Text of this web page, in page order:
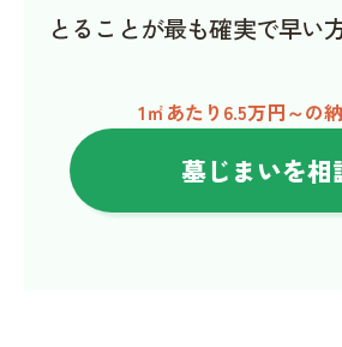
とることが最も確実で早い
1㎡あたり6.5万円～の
墓じまいを相